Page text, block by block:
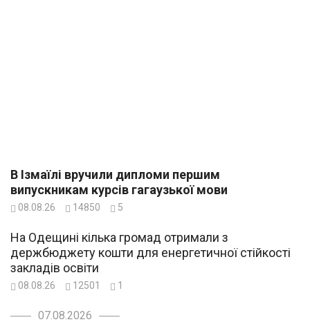
В Ізмаїлі вручили дипломи першим
випускникам курсів гагаузької мови
08.08.26 14850 5
На Одещині кілька громад отримали з
держбюджету кошти для енергетичної стійкості
закладів освіти
08.08.26 12501 1
07.08.2026